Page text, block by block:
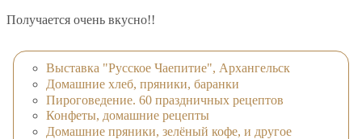
Получается очень вкусно!!
Выставка "Русское Чаепитие", Архангельск
Домашние хлеб, пряники, баранки
Пироговедение. 60 праздничных рецептов
Конфеты, домашние рецепты
Домашние пряники, зелёный кофе, и другое